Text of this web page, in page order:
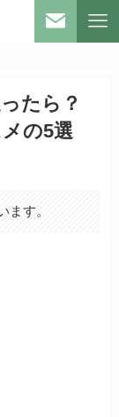
たら？
の5選
ます。